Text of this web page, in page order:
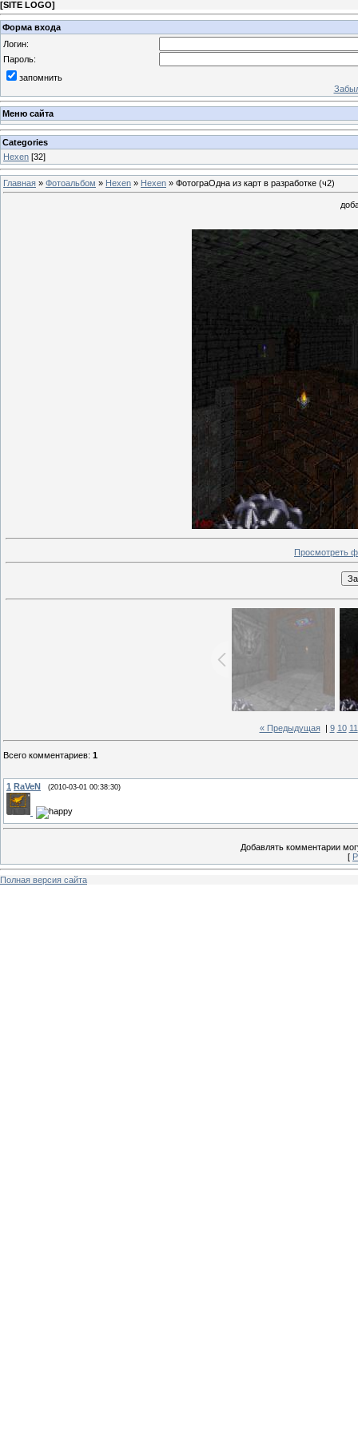
[SITE LOGO]
Форма входа
Логин:
Пароль:
запомнить
Меню сайта
Categories
Hexen [32]
Главная » Фотоальбом » Hexen » Hexen » ФотограОдна из карт в разработке (ч2)
Просмотреть
« Предыдущая| 9 10 11
Всего комментариев: 1
1 RaVeN (2010-03-01 00:38:30)
Добавлять комментарии
[
Полная версия сайта